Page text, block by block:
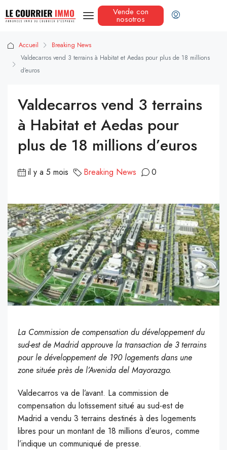
Vende con
nosotros
Accueil
Breaking News
Valdecarros vend 3 terrains à Habitat et Aedas pour plus de 18 millions
d’euros
Valdecarros vend 3 terrains
à Habitat et Aedas pour
plus de 18 millions d’euros
il y a 5 mois Breaking News 0
La Commission de compensation du développement du
sud-est de Madrid approuve la transaction de 3 terrains
pour le développement de 190 logements dans une
zone située près de l’Avenida del Mayorazgo.
Valdecarros va de l’avant. La commission de
compensation du lotissement situé au sud-est de
Madrid a vendu 3 terrains destinés à des logements
libres pour un montant de 18 millions d’euros, comme
l’indique un communiqué de presse.